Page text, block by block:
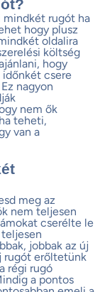
mindkét rugót ha
hogy plusz
oldalira
költség
hogy
csere
nagyon
nem ők
teheti,
van a
meg az
nem teljesen
cserélte le
jobbak az új
rugót erőltetünk
régi rugó
a pontos